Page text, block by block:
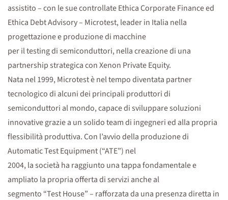
assistito – con le sue controllate Ethica Corporate Finance ed
Ethica Debt Advisory – Microtest, leader in Italia nella
progettazione e produzione di macchine
per il testing di semiconduttori, nella creazione di una
partnership strategica con Xenon Private Equity.
Nata nel 1999, Microtest è nel tempo diventata partner
tecnologico di alcuni dei principali produttori di
semiconduttori al mondo, capace di sviluppare soluzioni
innovative grazie a un solido team di ingegneri ed alla propria
flessibilità produttiva. Con l’avvio della produzione di
Automatic Test Equipment (“ATE”) nel
2004, la società ha raggiunto una tappa fondamentale e
ampliato la propria offerta di servizi anche al
segmento “Test House” – rafforzata da una presenza diretta in